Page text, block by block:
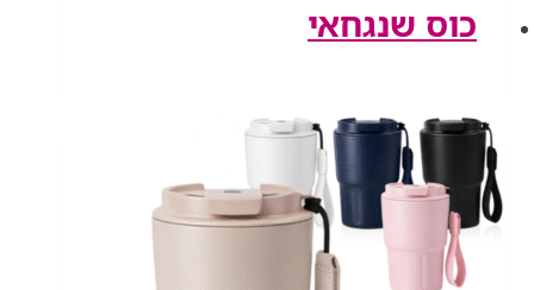
כוס שנגחאי